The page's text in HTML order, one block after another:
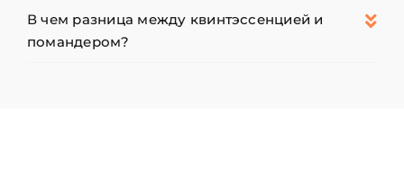
В чем разница между квинтэссенцией и
помандером?